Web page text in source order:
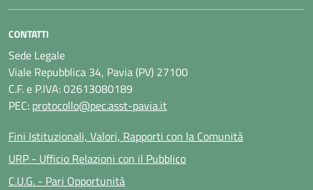
CONTATTI
Sede Legale
Viale Repubblica 34, Pavia (PV) 27100
C.F. e P.IVA: 02613080189
PEC: protocollo@pec.asst-pavia.it
Fini Istituzionali, Valori, Rapporti con la Comunità
URP - Ufficio Relazioni con il Pubblico
C.U.G. - Pari Opportunità